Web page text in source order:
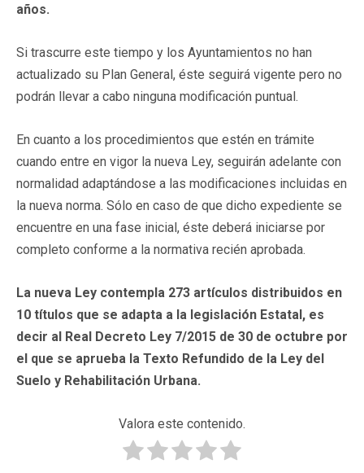
años.
Si trascurre este tiempo y los Ayuntamientos no han
actualizado su Plan General, éste seguirá vigente pero no
podrán llevar a cabo ninguna modificación puntual.
En cuanto a los procedimientos que estén en trámite
cuando entre en vigor la nueva Ley, seguirán adelante con
normalidad adaptándose a las modificaciones incluidas en
la nueva norma. Sólo en caso de que dicho expediente se
encuentre en una fase inicial, éste deberá iniciarse por
completo conforme a la normativa recién aprobada.
La nueva Ley contempla 273 artículos distribuidos en
10 títulos que se adapta a la legislación Estatal, es
decir al Real Decreto Ley 7/2015 de 30 de octubre por
el que se aprueba la Texto Refundido de la Ley del
Suelo y Rehabilitación Urbana.
Valora este contenido.